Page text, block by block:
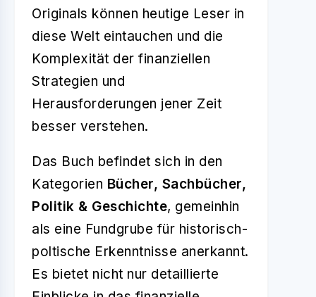
Originals können heutige Leser in
diese Welt eintauchen und die
Komplexität der finanziellen
Strategien und
Herausforderungen jener Zeit
besser verstehen.
Das Buch befindet sich in den
Kategorien Bücher, Sachbücher,
Politik & Geschichte, gemeinhin
als eine Fundgrube für historisch-
poltische Erkenntnisse anerkannt.
Es bietet nicht nur detaillierte